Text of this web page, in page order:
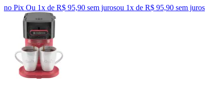
no Pix Ou 1x de R$ 95,90 sem jurosou 1x de R$ 95,90 sem juros